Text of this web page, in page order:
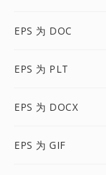
EPS 为 DOC
EPS 为 PLT
EPS 为 DOCX
EPS 为 GIF